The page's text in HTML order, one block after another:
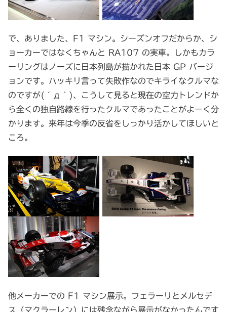
で、ありました、F1 マシン。シーズンオフだからか、シ
ョーカーではなくちゃんと RA107 の実車。しかもカラ
ーリングはノーズに日本列島が描かれた日本 GP バージ
ョンです。ハッキリ言って失敗作なのでキライなクルマな
のですが(´д｀)、こうして見ると現在の空力トレンドか
ら全くの独自路線を行ったクルマであったことがよーく分
かります。来年は今季の反省をしっかり活かしてほしいと
ころ。
他メーカーでの F1 マシン展示。フェラーリとメルセデ
ス（マクラーレン）には残念ながら展示がなかったんです